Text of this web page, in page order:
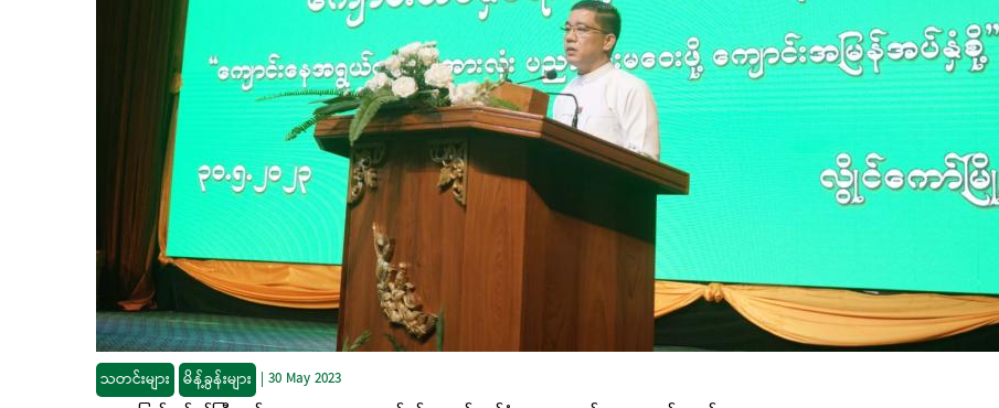
သတင်းများ မိန့်ခွန်းများ | 30 May 2023